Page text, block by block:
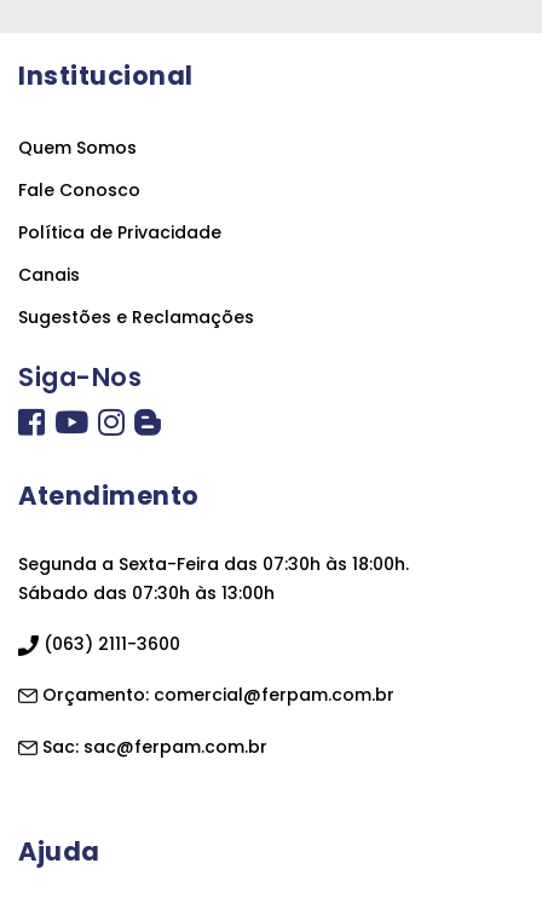
Tintas
Peças
Acessórios
Mecânica
Institucional
Quem Somos
Fale Conosco
Política de Privacidade
Canais
Sugestões e Reclamações
Siga-Nos
Atendimento
Segunda a Sexta-Feira das 07:30h às 18:00h.
Sábado das 07:30h às 13:00h
(063) 2111-3600
Orçamento: comercial@ferpam.com.br
Sac: sac@ferpam.com.br
Ajuda